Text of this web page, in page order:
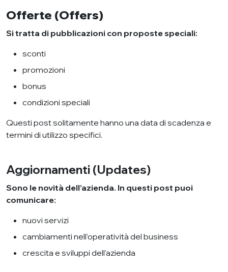
Offerte (Offers)
Si tratta di pubblicazioni con proposte speciali:
sconti
promozioni
bonus
condizioni speciali
Questi post solitamente hanno una data di scadenza e
termini di utilizzo specifici.
Aggiornamenti (Updates)
Sono le novità dell’azienda. In questi post puoi
comunicare:
nuovi servizi
cambiamenti nell’operatività del business
crescita e sviluppi dell’azienda